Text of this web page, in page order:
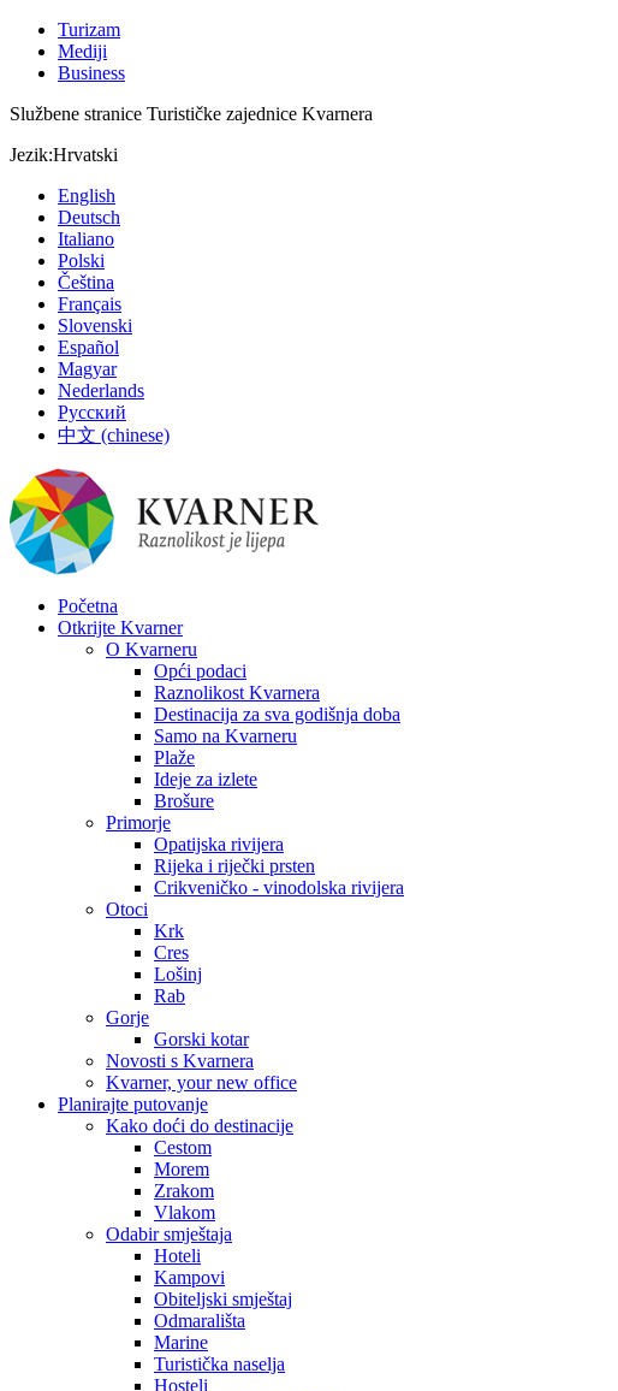
Turizam
Mediji
Business
Službene stranice Turističke zajednice Kvarnera
Jezik:Hrvatski
English
Deutsch
Italiano
Polski
Čeština
Français
Slovenski
Español
Magyar
Nederlands
Русский
中文 (chinese)
Početna
Otkrijte Kvarner
O Kvarneru
Opći podaci
Raznolikost Kvarnera
Destinacija za sva godišnja doba
Samo na Kvarneru
Plaže
Ideje za izlete
Brošure
Primorje
Opatijska rivijera
Rijeka i riječki prsten
Crikveničko - vinodolska rivijera
Otoci
Krk
Cres
Lošinj
Rab
Gorje
Gorski kotar
Novosti s Kvarnera
Kvarner, your new office
Planirajte putovanje
Kako doći do destinacije
Cestom
Morem
Zrakom
Vlakom
Odabir smještaja
Hoteli
Kampovi
Obiteljski smještaj
Odmarališta
Marine
Turistička naselja
Hosteli